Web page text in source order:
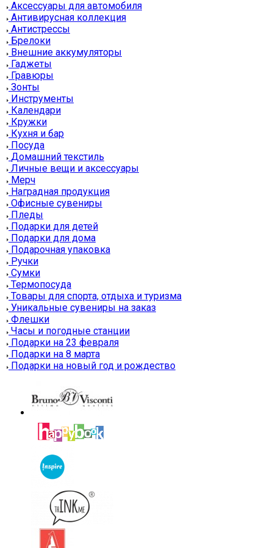
Аксессуары для автомобиля
Антивирусная коллекция
Антистрессы
Брелоки
Внешние аккумуляторы
Гаджеты
Гравюры
Зонты
Инструменты
Календари
Кружки
Кухня и бар
Посуда
Домашний текстиль
Личные вещи и аксессуары
Мерч
Наградная продукция
Офисные сувениры
Пледы
Подарки для детей
Подарки для дома
Подарочная упаковка
Ручки
Сумки
Термопосуда
Товары для спорта, отдыха и туризма
Уникальные сувениры на заказ
Флешки
Часы и погодные станции
Подарки на 23 февраля
Подарки на 8 марта
Подарки на новый год и рождество